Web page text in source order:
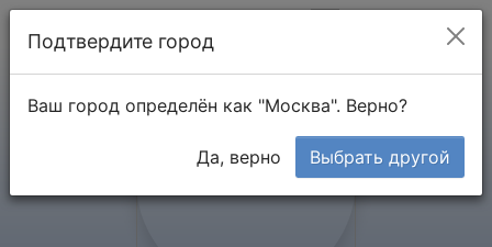
Подтвердите город
Ваш город определён как "Москва". Верно?
Да, верно Выбрать другой